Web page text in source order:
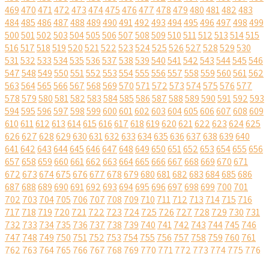
469470471472473474475476477478479480481482483
484485486487488489490491492493494495496497498499
500501502503504505506507508509510511512513514515
516517518519520521522523524525526527528529530
531532533534535536537538539540541542543544545546
547548549550551552553554555556557558559560561562
563564565566567568569570571572573574575576577
578579580581582583584585586587588589590591592593
594595596597598599600601602603604605606607608609
610611612613614615616617618619620621622623624625
626627628629630631632633634635636637638639640
641642643644645646647648649650651652653654655656
657658659660661662663664665666667668669670671
672673674675676677678679680681682683684685686
687688689690691692693694695696697698699 700 701
702 703 704705 706 707 708 709 710 711712 713 714715 716
717 718 719 720 721722 723 724725 726 727 728 729 730 731
732 733 734735 736 737 738 739 740 741742 743 744745 746
747 748 749 750 751752 753 754755 756 757 758 759 760 761
762 763 764765 766 767 768 769 770 771772 773 774775 776